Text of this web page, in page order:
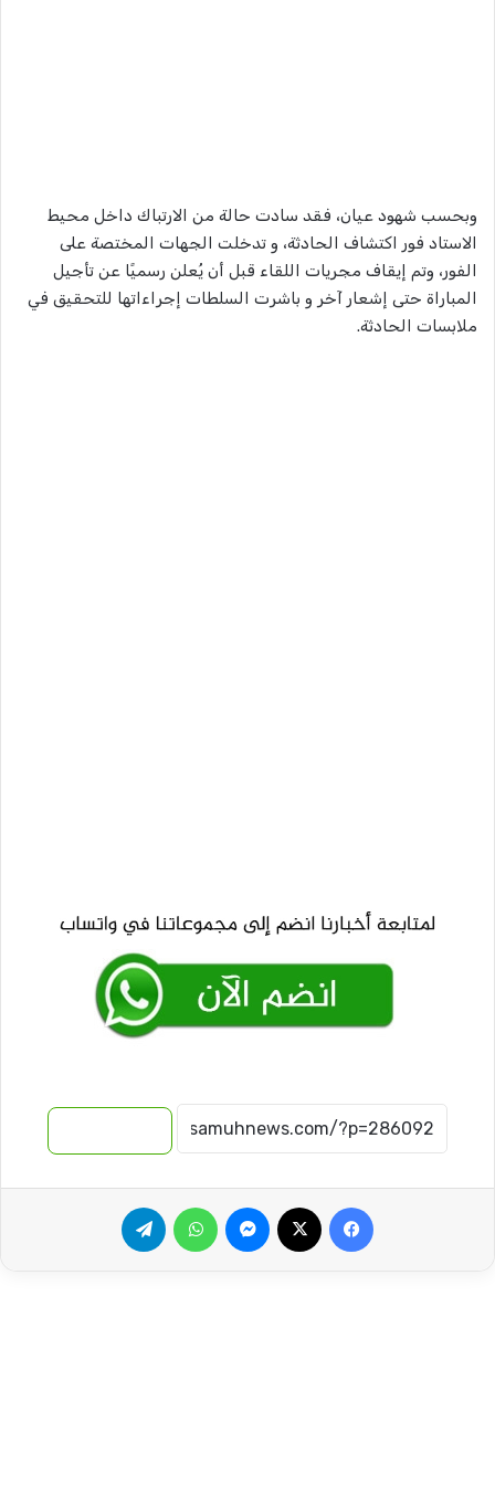
وبحسب شهود عيان، فقد سادت حالة من الارتباك داخل محيط
الاستاد فور اكتشاف الحادثة، و تدخلت الجهات المختصة على
الفور، وتم إيقاف مجريات اللقاء قبل أن يُعلن رسميًا عن تأجيل
المباراة حتى إشعار آخر و باشرت السلطات إجراءاتها للتحقيق في
ملابسات الحادثة.
فيسبوك ماسنجر واتساب